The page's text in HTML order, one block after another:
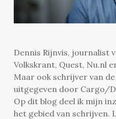
Dennis Rijnvis, journalist
Volkskrant, Quest, Nu.nl
Maar ook schrijver van
uitgegeven door Cargo/
Op dit blog deel ik mijn
het gebied van schrijven.